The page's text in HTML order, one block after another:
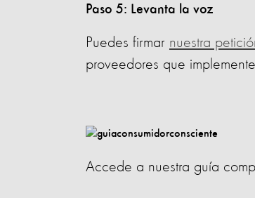
Paso 5: Levanta la voz
Puedes firmar nuestra
proveedores que
Accede a nuestra guía